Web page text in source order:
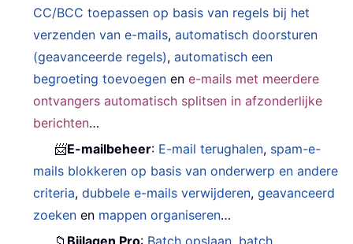
CC/BCC toepassen op basis van regels bij het
verzenden van e-mails,automatisch doorsturen
(geavanceerde regels),automatisch een
begroeting toevoegen ene-mails met meerdere
ontvangers automatisch splitsen in afzonderlijke
berichten…
📨E-mailbeheer: E-mail terughalen, spam-e-
mails blokkeren op basis van onderwerp en andere
criteria,dubbele e-mails verwijderen,geavanceerd
zoeken en mappen organiseren…